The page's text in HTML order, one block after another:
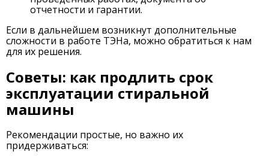
отчетности и гарантии.
Если в дальнейшем возникнут дополнительные
сложности в работе ТЭНа, можно обратиться к нам
для их решения.
Советы: как продлить срок
эксплуатации стиральной
машины
Рекомендации простые, но важно их
придерживаться: